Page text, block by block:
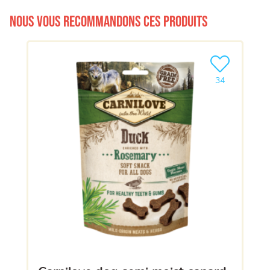
Nous vous recommandons ces produits
34
Ajouter le